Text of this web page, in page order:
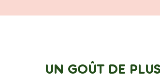
UN GOÛT DE